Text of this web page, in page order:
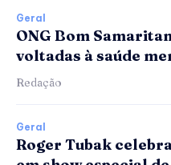
Geral
ONG Bom
voltadas à saúde
Redação
Geral
Roger Tubak